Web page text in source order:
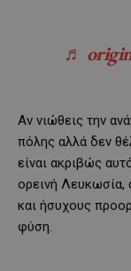
♬
Αν νιώθεις την
πόλης αλλά δεν
είναι ακριβώς
ορεινή Λευκωσία,
και ήσυχους
φύση.